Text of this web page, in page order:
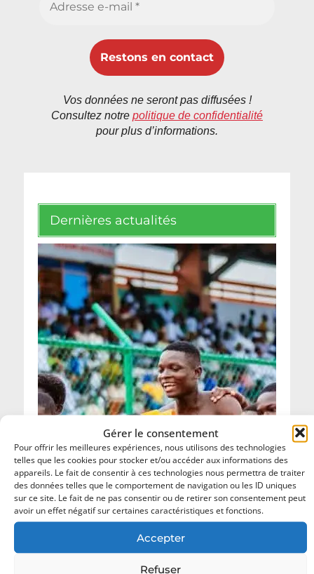
Gérer le consentement
Pour offrir les meilleures expériences, nous utilisons des technologies
telles que les cookies pour stocker et/ou accéder aux informations des
appareils. Le fait de consentir à ces technologies nous permettra de traiter
des données telles que le comportement de navigation ou les ID uniques
sur ce site. Le fait de ne pas consentir ou de retirer son consentement peut
avoir un effet négatif sur certaines caractéristiques et fonctions.
Accepter
Refuser
Vos données ne seront pas diffusées !
Consultez notre politique de confidentialité
pour plus d’informations.
Dernières actualités